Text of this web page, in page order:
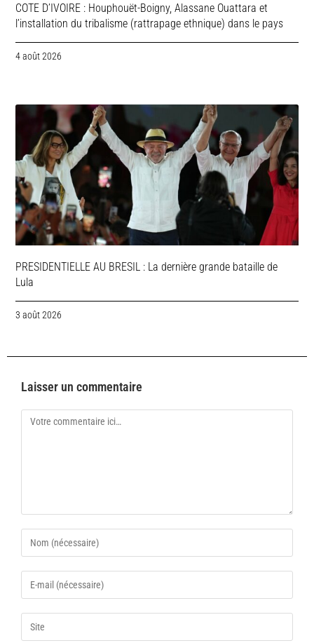
COTE D’IVOIRE : Houphouët-Boigny, Alassane Ouattara et
l’installation du tribalisme (rattrapage ethnique) dans le pays
4 août 2026
PRESIDENTIELLE AU BRESIL : La dernière grande bataille de
Lula
3 août 2026
Laisser un commentaire